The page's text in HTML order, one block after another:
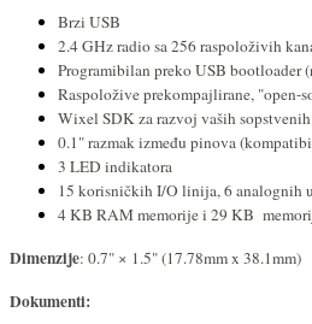
Brzi USB
2.4 GHz radio sa 256 raspoloživih
Programibilan preko USB bootloader
Raspoložive prekompajlirane, "open-
Wixel SDK za razvoj vaših
0.1" razmak između pinova
3 LED indikatora
15 korisničkih I/O linija, 6 analognih
4 KB RAM memorije i 29 KB
Dimenzije: 0.7" × 1.5" (17.78mm x 38.1mm)
Dokumenti: